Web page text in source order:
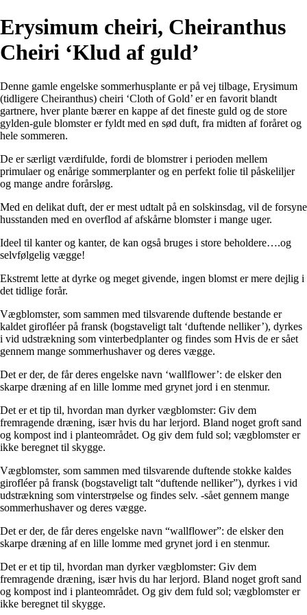
Erysimum cheiri, Cheiranthus
Cheiri ‘Klud af guld’
Denne gamle engelske sommerhusplante er på vej tilbage, Erysimum
(tidligere Cheiranthus) cheiri ‘Cloth of Gold’ er en favorit blandt
gartnere, hver plante bærer en kappe af det fineste guld og de store
gylden-gule blomster er fyldt med en sød duft, fra midten af foråret og
hele sommeren.
De er særligt værdifulde, fordi de blomstrer i perioden mellem
primulaer og enårige sommerplanter og en perfekt folie til påskeliljer
og mange andre forårsløg.
Med en delikat duft, der er mest udtalt på en solskinsdag, vil de forsyne
husstanden med en overflod af afskårne blomster i mange uger.
Ideel til kanter og kanter, de kan også bruges i store beholdere….og
selvfølgelig vægge!
Ekstremt lette at dyrke og meget givende, ingen blomst er mere dejlig i
det tidlige forår.
Vægblomster, som sammen med tilsvarende duftende bestande er
kaldet girofléer på fransk (bogstaveligt talt ‘duftende nelliker’), dyrkes
i vid udstrækning som vinterbedplanter og findes som Hvis de er sået
gennem mange sommerhushaver og deres vægge.
Det er der, de får deres engelske navn ‘wallflower’: de elsker den
skarpe dræning af en lille lomme med grynet jord i en stenmur.
Det er et tip til, hvordan man dyrker vægblomster: Giv dem
fremragende dræning, især hvis du har lerjord. Bland noget groft sand
og kompost ind i planteområdet. Og giv dem fuld sol; vægblomster er
ikke beregnet til skygge.
Vægblomster, som sammen med tilsvarende duftende stokke kaldes
girofléer på fransk (bogstaveligt talt “duftende nelliker”), dyrkes i vid
udstrækning som vinterstrøelse og findes selv. -sået gennem mange
sommerhushaver og deres vægge.
Det er der, de får deres engelske navn “wallflower”: de elsker den
skarpe dræning af en lille lomme med grynet jord i en stenmur.
Det er et tip til, hvordan man dyrker vægblomster: Giv dem
fremragende dræning, især hvis du har lerjord. Bland noget groft sand
og kompost ind i planteområdet. Og giv dem fuld sol; vægblomster er
ikke beregnet til skygge.